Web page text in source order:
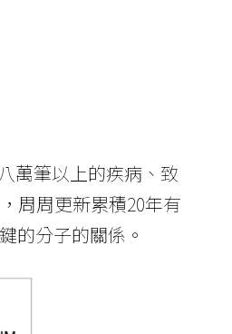
萬筆以上的疾病、致
周周更新累積20年有
的分子的關係。